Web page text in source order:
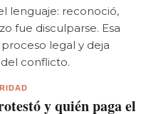
lenguaje: reconoció,
fue disculparse. Esa
legal y deja
conflicto.
y quién paga el